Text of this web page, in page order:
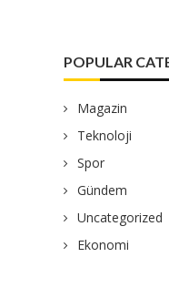
POPULAR
Magazin
Teknoloji
Spor
Gündem
Uncategorized
Ekonomi